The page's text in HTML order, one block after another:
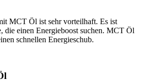
MCT Öl ist sehr vorteilhaft. Es ist
die einen Energieboost suchen. MCT Öl
schnellen Energieschub.